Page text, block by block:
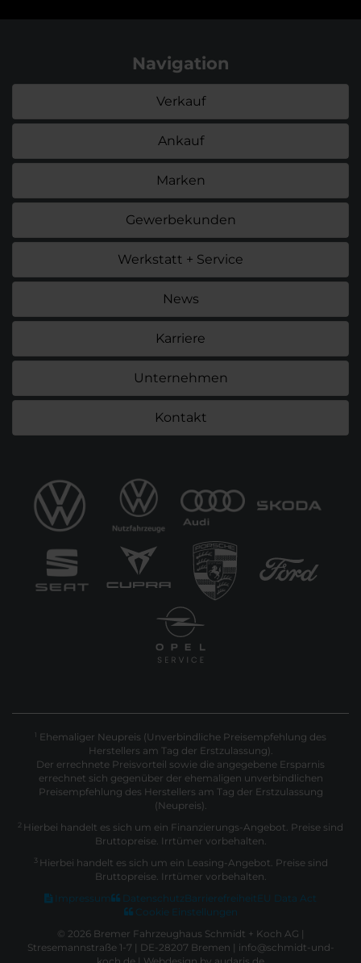
Navigation
Verkauf
Ankauf
Marken
Gewerbekunden
Werkstatt + Service
News
Karriere
Unternehmen
Kontakt
1 Ehemaliger Neupreis (Unverbindliche Preisempfehlung des
Herstellers am Tag der Erstzulassung).
Der errechnete Preisvorteil sowie die angegebene Ersparnis
errechnet sich gegenüber der ehemaligen unverbindlichen
Preisempfehlung des Herstellers am Tag der Erstzulassung
(Neupreis).
2 Hierbei handelt es sich um ein Finanzierungs-Angebot. Preise sind
Bruttopreise. Irrtümer vorbehalten.
3 Hierbei handelt es sich um ein Leasing-Angebot. Preise sind
Bruttopreise. Irrtümer vorbehalten.
Impressum
Datenschutz Barrierefreiheit EU Data Act
Cookie Einstellungen
© 2026 Bremer Fahrzeughaus Schmidt + Koch AG |
Stresemannstraße 1-7 | DE-28207 Bremen | info@schmidt-und-